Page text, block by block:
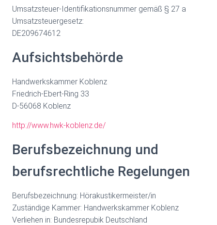
Umsatzsteuer-Identifikationsnummer gemäß § 27 a
Umsatzsteuergesetz:
DE209674612
Aufsichtsbehörde
Handwerkskammer Koblenz
Friedrich-Ebert-Ring 33
D-56068 Koblenz
http://www.hwk-koblenz.de/
Berufsbezeichnung und
berufsrechtliche Regelungen
Berufsbezeichnung: Hörakustikermeister/in
Zuständige Kammer: Handwerkskammer Koblenz
Verliehen in: Bundesrepubik Deutschland